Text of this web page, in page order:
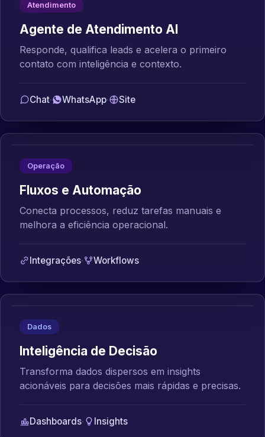
Atendimento
Agente de Atendimento AI
Responde, qualifica leads e acelera o primeiro
contato com inteligência e contexto.
Chat· WhatsApp· Site
Operação
Fluxos e Automação
Conecta processos, reduz tarefas manuais e
melhora a eficiência operacional.
Integrações· Workflows
Dados
Inteligência de Decisão
Transforma dados dispersos em insights
acionáveis para decisões mais rápidas e precisas.
Dashboards· Insights